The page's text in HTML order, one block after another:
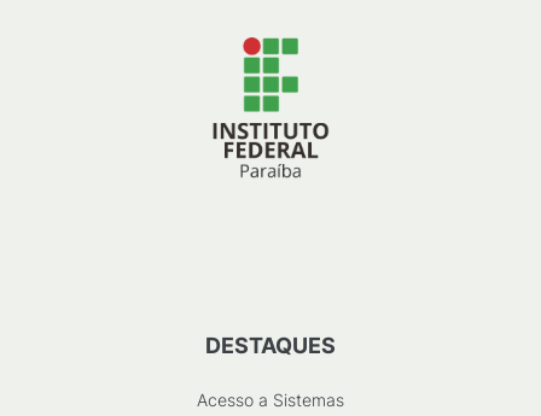
DESTAQUES
Acesso a Sistemas